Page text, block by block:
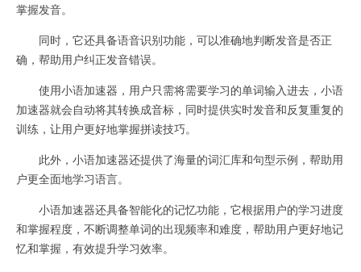
掌握发音。
同时，它还具备语音识别功能，可以准确地判断发音是否正
确，帮助用户纠正发音错误。
使用小语加速器，用户只需将需要学习的单词输入进去，小语
加速器就会自动将其转换成音标，同时提供实时发音和反复重复的
训练，让用户更好地掌握拼读技巧。
此外，小语加速器还提供了海量的词汇库和句型示例，帮助用
户更全面地学习语言。
小语加速器还具备智能化的记忆功能，它根据用户的学习进度
和掌握程度，不断调整单词的出现频率和难度，帮助用户更好地记
忆和掌握，有效提升学习效率。